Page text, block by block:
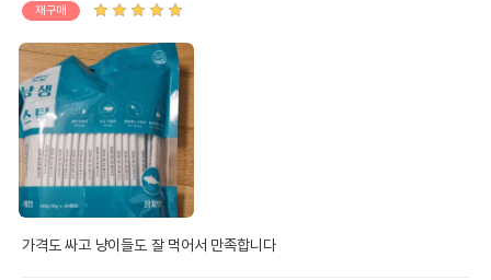
재구매
가격도 싸고 냥이들도 잘 먹어서 만족합니다